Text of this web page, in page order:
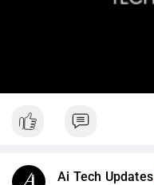
Ai Tech Updates